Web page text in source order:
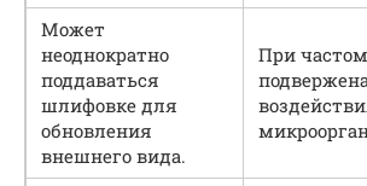
Может
неоднократно
поддаваться
шлифовке для
обновления
внешнего вида.
При